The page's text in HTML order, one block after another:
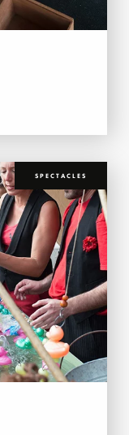
SPECTACLES